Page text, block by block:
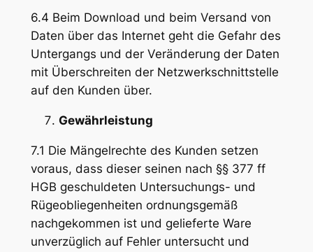
6.4 Beim Download und beim Versand von
Daten über das Internet geht die Gefahr des
Untergangs und der Veränderung der Daten
mit Überschreiten der Netzwerkschnittstelle
auf den Kunden über.
Gewährleistung
7.1 Die Mängelrechte des Kunden setzen
voraus, dass dieser seinen nach §§ 377 ff
HGB geschuldeten Untersuchungs- und
Rügeobliegenheiten ordnungsgemäß
nachgekommen ist und gelieferte Ware
unverzüglich auf Fehler untersucht und